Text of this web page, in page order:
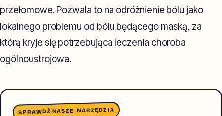
przełomowe. Pozwala to na odróżnienie bólu jako
lokalnego problemu od bólu będącego maską, za
którą kryje się potrzebująca leczenia choroba
ogólnoustrojowa.
SPRAWDŹ NASZE NARZĘDZIA